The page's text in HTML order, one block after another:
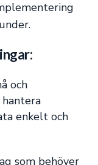
och
enkelt och
som behöver